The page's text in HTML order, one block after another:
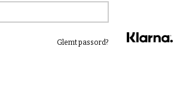
Glemt passord?